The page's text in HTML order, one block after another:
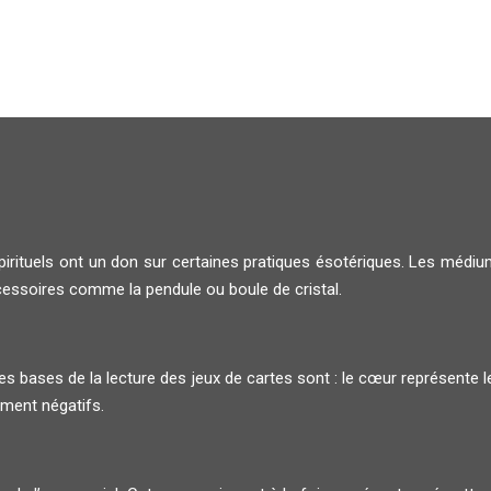
ont un don sur certaines pratiques ésotériques. Les
comme la pendule ou boule de cristal.
bases de la lecture des jeux de cartes sont : le cœur
négatifs.